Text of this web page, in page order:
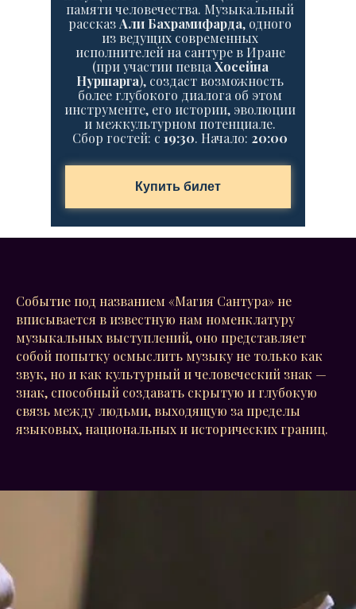
памяти человечества. Музыкальный
рассказАли Бахрамифарда, одного
из ведущих современных
исполнителей на сантуре в Иране
(при участии певца Хосейна
Нуршарга), создаст возможность
более глубокого диалога об этом
инструменте, его истории, эволюции
и межкультурном потенциале.
Сбор гостей: c 19:30. Начало: 20:00
Купить билет
Событие под названием «Магия Сантура» не
вписывается в известную нам номенклатуру
музыкальных выступлений, оно представляет
собой попытку осмыслить музыку не только как
звук, но и как культурный и человеческий знак —
знак, способный создавать скрытую и глубокую
связь между людьми, выходящую за пределы
языковых, национальных и исторических границ.